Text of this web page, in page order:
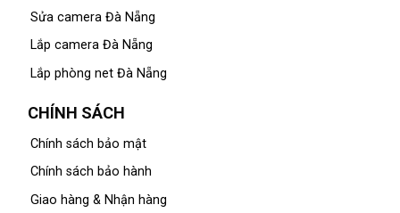
Sửa camera Đà Nẵng
Lắp camera Đà Nẵng
Lắp phòng net Đà Nẵng
CHÍNH SÁCH
Chính sách bảo mật
Chính sách bảo hành
Giao hàng & Nhận hàng